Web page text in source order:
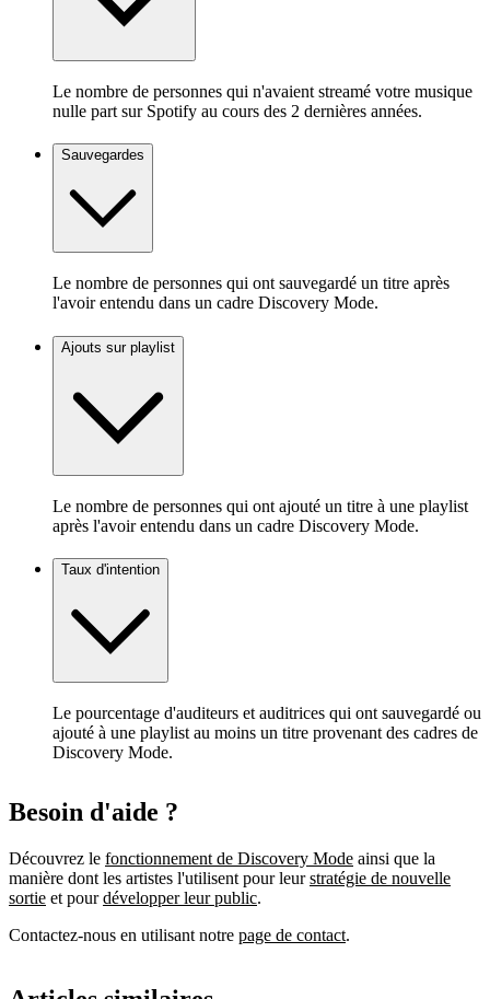
Le nombre de personnes qui n'avaient streamé votre musique
nulle part sur Spotify au cours des 2 dernières années.
Sauvegardes
Le nombre de personnes qui ont sauvegardé un titre après
l'avoir entendu dans un cadre Discovery Mode.
Ajouts sur playlist
Le nombre de personnes qui ont ajouté un titre à une playlist
après l'avoir entendu dans un cadre Discovery Mode.
Taux d'intention
Le pourcentage d'auditeurs et auditrices qui ont sauvegardé ou
ajouté à une playlist au moins un titre provenant des cadres de
Discovery Mode.
Besoin d'aide ?
Découvrez le fonctionnement de Discovery Mode ainsi que la
manière dont les artistes l'utilisent pour leurstratégie de nouvelle
sortie et pourdévelopper leur public.
Contactez-nous en utilisant notre page de contact.